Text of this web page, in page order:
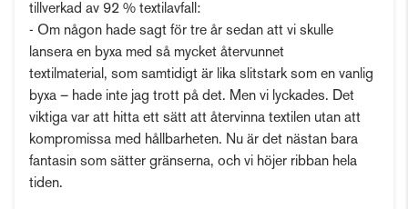
tillverkad av 92 % textilavfall:
- Om någon hade sagt för tre år sedan att vi skulle
lansera en byxa med så mycket återvunnet
textilmaterial, som samtidigt är lika slitstark som en vanlig
byxa – hade inte jag trott på det. Men vi lyckades. Det
viktiga var att hitta ett sätt att återvinna textilen utan att
kompromissa med hållbarheten. Nu är det nästan bara
fantasin som sätter gränserna, och vi höjer ribban hela
tiden.